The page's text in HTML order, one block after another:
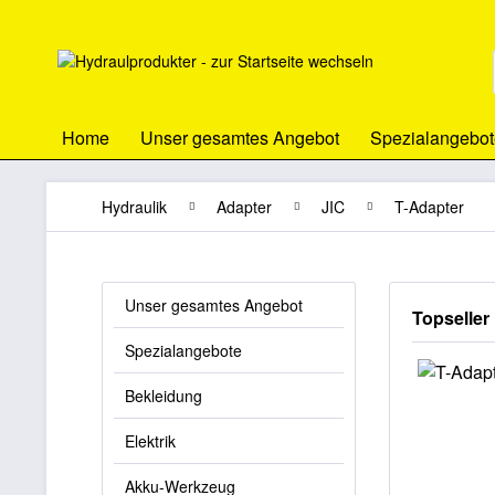
Home Unser gesamtes Angebot
Hydraulik Adapter JIC T-Adapter
Unser gesamtes Angebot
Spezialangebote
Bekleidung
Elektrik
Akku-Werkzeug
Topseller